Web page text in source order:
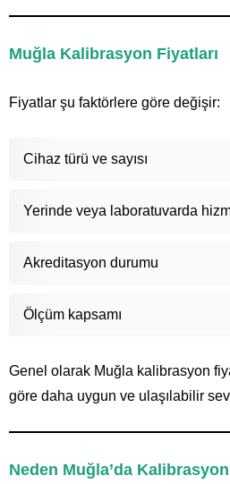
Muğla Kalibrasyon Fiyatları
Fiyatlar şu faktörlere göre değişir:
Cihaz türü ve sayısı
Yerinde veya laboratuvarda
Akreditasyon durumu
Ölçüm kapsamı
Genel olarak Muğla kalibrasyon
göre daha uygun ve ulaşılabilir
Neden Muğla’da Kalibrasyon